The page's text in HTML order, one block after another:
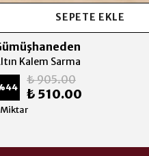
SEPETE EKLE
Kalem Sarma
44
₺ 905.00
₺ 510.00
Miktar